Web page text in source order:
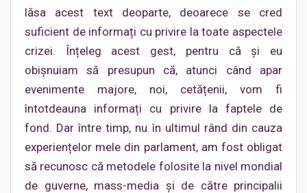
lăsa acest text deoparte, deoarece se cred
suficient de informați cu privire la toate aspectele
crizei. Înțeleg acest gest, pentru că și eu
obișnuiam să presupun că, atunci când apar
evenimente majore, noi, cetățenii, vom fi
întotdeauna informați cu privire la faptele de
fond. Dar între timp, nu în ultimul rând din cauza
experiențelor mele din parlament, am fost obligat
să recunosc că metodele folosite la nivel mondial
de guverne, mass-media și de către principalii